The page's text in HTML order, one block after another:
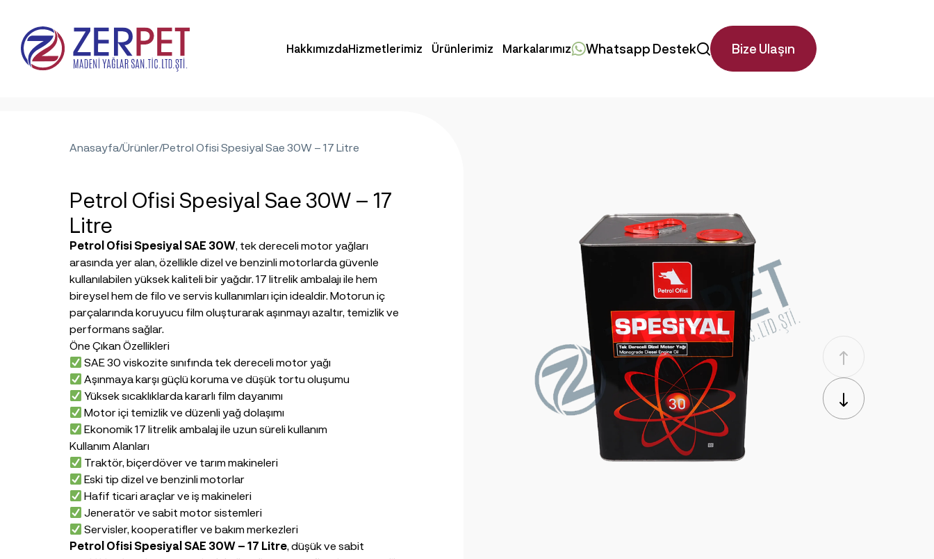
HakkımızdaHizmetlerimiz Ürünlerimiz Markalarımız Whatsapp Destek Bize Ulaşın
Anasayfa/Ürünler/Petrol Ofisi Spesiyal Sae 30W – 17 Litre
Petrol Ofisi Spesiyal Sae 30W – 17
Litre
Petrol Ofisi Spesiyal SAE 30W, tek dereceli motor yağları
arasında yer alan, özellikle dizel ve benzinli motorlarda güvenle
kullanılabilen yüksek kaliteli bir yağdır. 17 litrelik ambalajı ile hem
bireysel hem de filo ve servis kullanımları için idealdir. Motorun iç
parçalarında koruyucu film oluşturarak aşınmayı azaltır, temizlik ve
performans sağlar.
Öne Çıkan Özellikleri
SAE 30 viskozite sınıfında tek dereceli motor yağı
Aşınmaya karşı güçlü koruma ve düşük tortu oluşumu
Yüksek sıcaklıklarda kararlı film dayanımı
Motor içi temizlik ve düzenli yağ dolaşımı
Ekonomik 17 litrelik ambalaj ile uzun süreli kullanım
Kullanım Alanları
Traktör, biçerdöver ve tarım makineleri
Eski tip dizel ve benzinli motorlar
Hafif ticari araçlar ve iş makineleri
Jeneratör ve sabit motor sistemleri
Servisler, kooperatifler ve bakım merkezleri
Petrol Ofisi Spesiyal SAE 30W – 17 Litre, düşük ve sabit